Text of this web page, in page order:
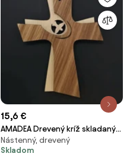
15,6 €
AMADEA Drevený kríž skladaný
16 cm
Nástenný, drevený
Skladom